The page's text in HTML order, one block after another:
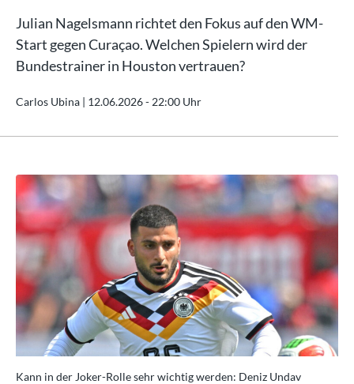
Julian Nagelsmann richtet den Fokus auf den WM-
Start gegen Curaçao. Welchen Spielern wird der
Bundestrainer in Houston vertrauen?
Carlos Ubina | 12.06.2026 - 22:00 Uhr
Kann in der Joker-Rolle sehr wichtig werden: Deniz Undav